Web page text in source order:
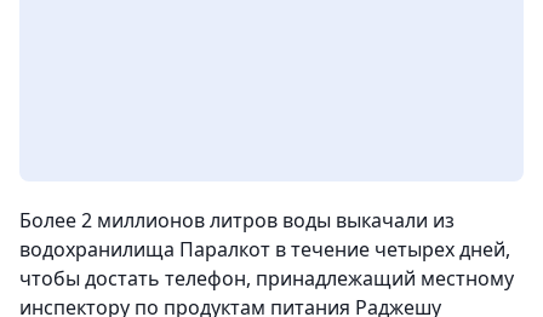
Более 2 миллионов литров воды выкачали из
водохранилища Паралкот в течение четырех дней,
чтобы достать телефон, принадлежащий местному
инспектору по продуктам питания Раджешу